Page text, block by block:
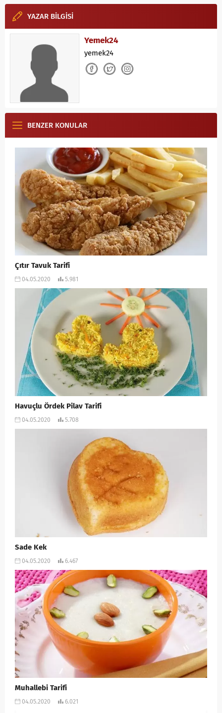
YAZAR BİLGİSİ
Yemek24
yemek24
BENZER KONULAR
Çıtır Tavuk Tarifi
04.05.2020 5.981
Havuçlu Ördek Pilav Tarifi
04.05.2020 5.708
Sade Kek
04.05.2020 6.467
Muhallebi Tarifi
04.05.2020 6.021